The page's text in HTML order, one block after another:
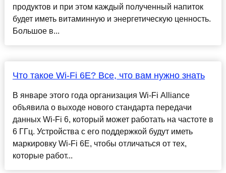
продуктов и при этом каждый полученный напиток
будет иметь витаминную и энергетическую ценность.
Большое в...
Что такое Wi-Fi 6E? Все, что вам нужно знать
В январе этого года организация Wi-Fi Alliance
объявила о выходе нового стандарта передачи
данных Wi-Fi 6, который может работать на частоте в
6 ГГц. Устройства с его поддержкой будут иметь
маркировку Wi-Fi 6E, чтобы отличаться от тех,
которые работ...